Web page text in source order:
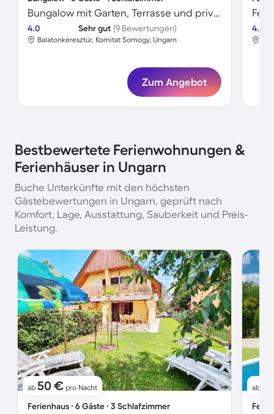
Bungalow mit Garten, Terrasse und privatem Pool | Poolblick
4.0 Sehr gut (9 Bewertungen)
Balatonkeresztúr, Komitat Somogy, Ungarn
Zum Angebot
4.0
Bestbewertete Ferienwohnungen &
Ferienhäuser in Ungarn
Buche Unterkünfte mit den höchsten
Gästebewertungen in Ungarn, geprüft nach
Komfort, Lage, Ausstattung, Sauberkeit und Preis-
Leistung.
ab 50 € pro Nacht
Ferienhaus ∙ 6 Gäste ∙ 3 Schlafzimmer
ab